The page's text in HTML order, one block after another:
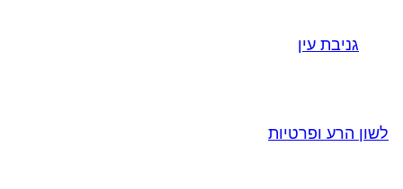
גניבת עין
לשון הרע ופרטיות